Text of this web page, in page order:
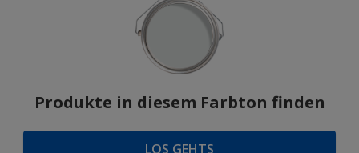
Produkte in diesem Farbton finden
LOS GEHTS